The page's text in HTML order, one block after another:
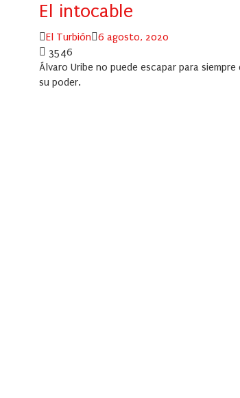
El intocable
Author
El Turbión
Posted
6 agosto, 2020
3546
Álvaro Uribe no puede escapar para
su poder.